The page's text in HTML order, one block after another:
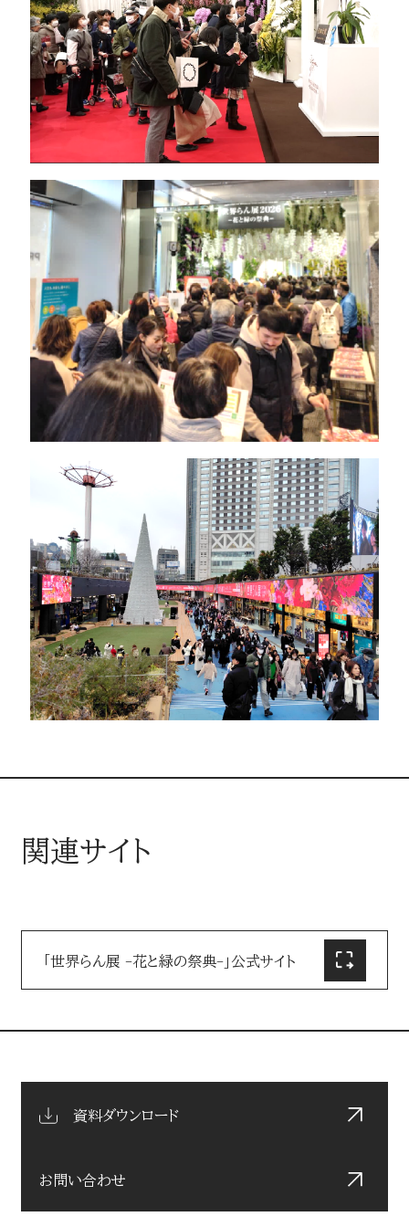
関連サイト
「世界らん展 -花と緑の祭典-」公式サイト
資料ダウンロード
お問い合わせ